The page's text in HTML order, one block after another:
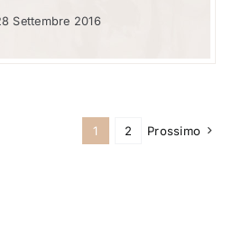
Settembre 2016
1 2 Prossimo